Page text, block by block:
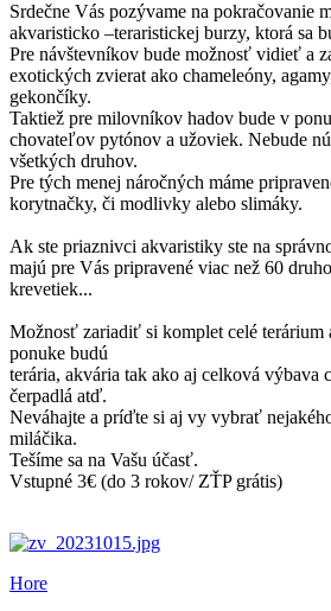
Srdečne Vás pozývame na pokračovanie
akvaristicko –teraristickej burzy, ktorá sa
Pre návštevníkov bude možnosť vidieť a
exotických zvierat ako chameleóny,
gekončíky.
Taktiež pre milovníkov hadov bude v
chovateľov pytónov a užoviek. Nebude
všetkých druhov.
Pre tých menej náročných máme
korytnačky, či modlivky alebo slimáky.
Ak ste priaznivci akvaristiky ste na
majú pre Vás pripravené viac než 60
krevetiek...
Možnosť zariadiť si komplet celé terárium
ponuke budú
terária, akvária tak ako aj celková
čerpadlá atď.
Neváhajte a príďte si aj vy vybrať
miláčika.
Tešíme sa na Vašu účasť.
Vstupné 3€ (do 3 rokov/ ZŤP grátis)
Hore